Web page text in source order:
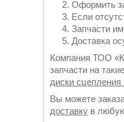
Оформить
Если
Запчасти
Доставка
Компания ТОО
запчасти на
диски сцепления
Вы можете
доставку в